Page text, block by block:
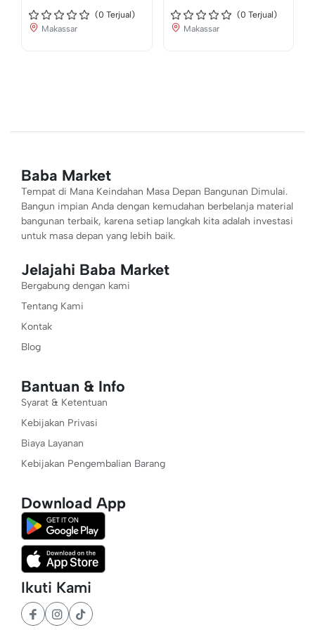
(0 Terjual)
Makassar
(0 Terjual)
Makassar
Baba Market
Tempat di Mana Keindahan Masa Depan Bangunan Dimulai.
Bangun impian Anda dengan kemudahan berbelanja material
bangunan terbaik, karena setiap langkah kita adalah investasi
untuk masa depan yang lebih baik.
Jelajahi Baba Market
Bergabung dengan kami
Tentang Kami
Kontak
Blog
Bantuan & Info
Syarat & Ketentuan
Kebijakan Privasi
Biaya Layanan
Kebijakan Pengembalian Barang
Download App
Ikuti Kami